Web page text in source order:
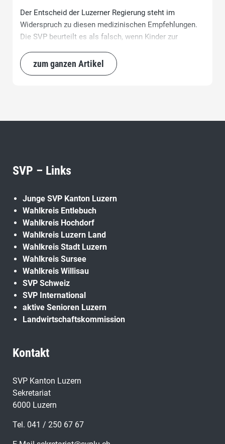
Der Entscheid der Luzerner Regierung steht im
Widerspruch zu diesen medizinischen Empfehlungen.
Die SVP beurteilt es als falsch, wenn Kinder zur
medizinisch nicht gerechtfertigt ist.
zum ganzen Artikel
SVP – Links
Junge SVP Kanton Luzern
Wahlkreis Entlebuch
Wahlkreis Hochdorf
Wahlkreis Luzern Land
Wahlkreis Stadt Luzern
Wahlkreis Sursee
Wahlkreis Willisau
SVP Schweiz
SVP International
aktive Senioren Luzern
Landwirtschaftskommission
Kontakt
SVP Kanton Luzern
Sekretariat
6000 Luzern
Tel. 041 / 250 67 67